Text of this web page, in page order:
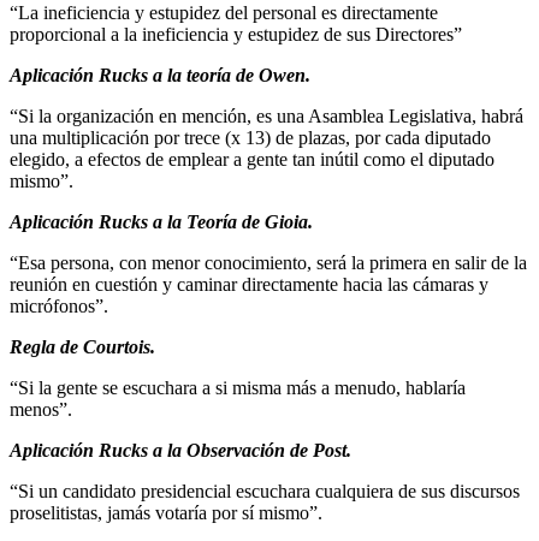
“La ineficiencia y estupidez del personal es directamente
proporcional a la ineficiencia y estupidez de sus Directores”
Aplicación Rucks a la teoría de Owen.
“Si la organización en mención, es una Asamblea Legislativa, habrá
una multiplicación por trece (x 13) de plazas, por cada diputado
elegido, a efectos de emplear a gente tan inútil como el diputado
mismo”.
Aplicación Rucks a la Teoría de Gioia.
“Esa persona, con menor conocimiento, será la primera en salir de la
reunión en cuestión y caminar directamente hacia las cámaras y
micrófonos”.
Regla de Courtois.
“Si la gente se escuchara a si misma más a menudo, hablaría
menos”.
Aplicación Rucks a la Observación de Post.
“Si un candidato presidencial escuchara cualquiera de sus discursos
proselitistas, jamás votaría por sí mismo”.